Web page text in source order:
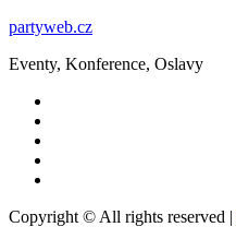
partyweb.cz
Eventy, Konference, Oslavy
Copyright © All rights reserved |